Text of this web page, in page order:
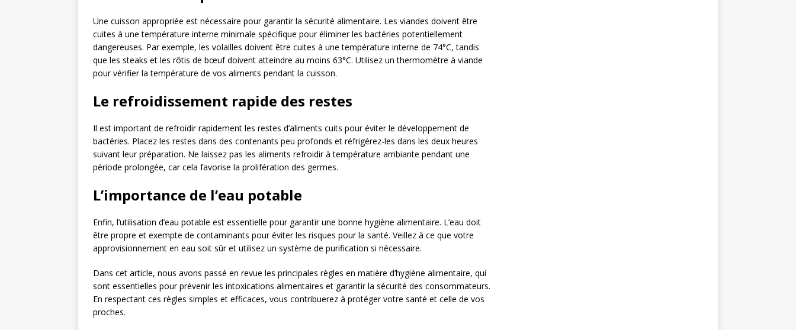
Une cuisson appropriée est nécessaire pour garantir la sécurité alimentaire. Les viandes doivent être
cuites à une température interne minimale spécifique pour éliminer les bactéries potentiellement
dangereuses. Par exemple, les volailles doivent être cuites à une température interne de 74°C, tandis
que les steaks et les rôtis de bœuf doivent atteindre au moins 63°C. Utilisez un thermomètre à viande
pour vérifier la température de vos aliments pendant la cuisson.
Le refroidissement rapide des restes
Il est important de refroidir rapidement les restes d’aliments cuits pour éviter le développement de
bactéries. Placez les restes dans des contenants peu profonds et réfrigérez-les dans les deux heures
suivant leur préparation. Ne laissez pas les aliments refroidir à température ambiante pendant une
période prolongée, car cela favorise la prolifération des germes.
L’importance de l’eau potable
Enfin, l’utilisation d’eau potable est essentielle pour garantir une bonne hygiène alimentaire. L’eau doit
être propre et exempte de contaminants pour éviter les risques pour la santé. Veillez à ce que votre
approvisionnement en eau soit sûr et utilisez un système de purification si nécessaire.
Dans cet article, nous avons passé en revue les principales règles en matière d’hygiène alimentaire, qui
sont essentielles pour prévenir les intoxications alimentaires et garantir la sécurité des consommateurs.
En respectant ces règles simples et efficaces, vous contribuerez à protéger votre santé et celle de vos
proches.